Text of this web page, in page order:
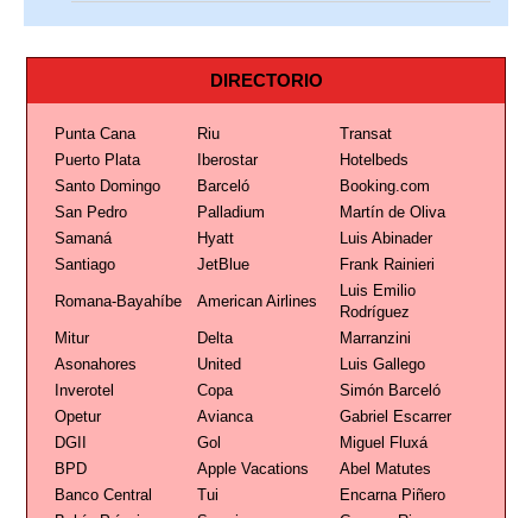
DIRECTORIO
Punta Cana Riu
Transat
Puerto Plata
Iberostar
Hotelbeds
Santo Domingo
Barceló
Booking.com
San Pedro
Palladium
Martín de Oliva
Samaná
Hyatt
Luis Abinader
Santiago
JetBlue Frank Rainieri
Romana-Bayahíbe American Airlines
Luis Emilio
Rodríguez
Mitur
Delta
Marranzini
Asonahores
United
Luis Gallego
Inverotel
Copa
Simón Barceló
Opetur
Avianca
Gabriel Escarrer
DGII
Gol
Miguel Fluxá
BPD
Apple Vacations
Abel Matutes
Banco Central
Tui
Encarna Piñero